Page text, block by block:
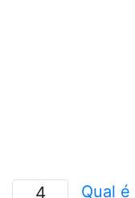
4
Qual